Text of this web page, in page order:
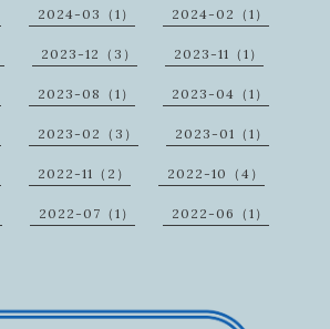
2024-03（1） 2024-02（1）
2023-12（3） 2023-11（1）
2023-08（1） 2023-04（1）
2023-02（3） 2023-01（1）
2022-11（2） 2022-10（4）
2022-07（1） 2022-06（1）